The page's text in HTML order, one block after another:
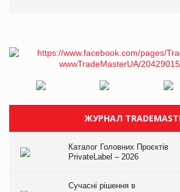
ЖУРНАЛ
Каталог Головних Проєктів
PrivateLabel – 2026
Сучасні рішення в